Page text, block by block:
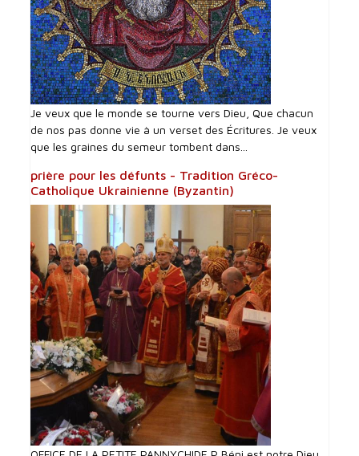
Je veux que le monde se tourne vers Dieu, Que chacun
de nos pas donne vie à un verset des Écritures. Je veux
que les graines du semeur tombent dans...
prière pour les défunts - Tradition Gréco-
Catholique Ukrainienne (Byzantin)